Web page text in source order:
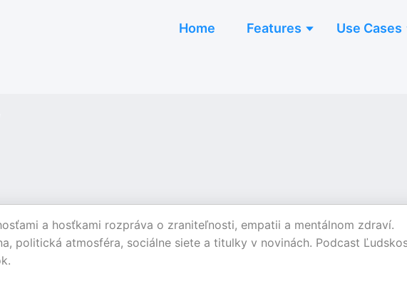
Home Features Use Cases
a hosťkami rozpráva o zraniteľnosti, empatii a mentálnom zdraví.
politická atmosféra, sociálne siete a titulky v novinách. Podcast